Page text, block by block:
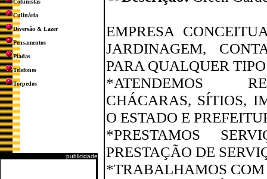
Colunistas
Culinária
Diversão & Lazer
Pensamentos
Piadas
Telefones
Torpedos
publicidade
EMPRESA
JARDINAGEM,
PARA QUALQUER
*ATENDEMOS
CHÁCARAS, SÍTIOS,
O ESTADO E
*PRESTAMOS
PRESTAÇÃO DE
*TRABALHAMOS